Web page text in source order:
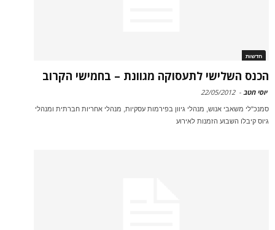
חדשות
הכנס השלישי לתעסוקה מגוונת – בחמישי הקרוב
יוסי חטב -
22/05/2012
סמנכ"לי משאבי אנוש, מנהלי גיוון בפירמות עסקיות, מנהלי אחריות חברתית ומנהלי
גיוס קיבלו השבוע הזמנות לאירוע